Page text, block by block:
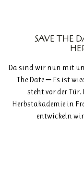
SAVE THE
Da sind wir nun mit
The Date ➖ Es ist
steht vor der Tür.
Herbstakademie in
entwickeln wir